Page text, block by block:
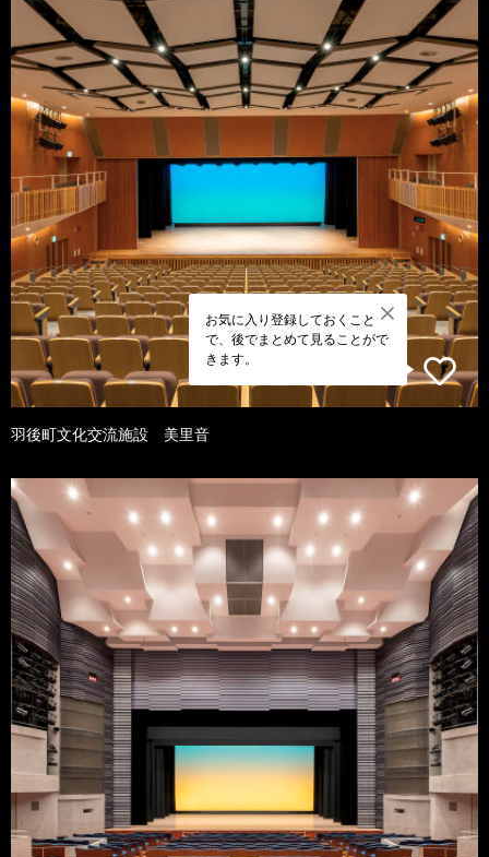
お気に入り登録しておくこと
で、後でまとめて見ることがで
きます。
羽後町文化交流施設 美里音